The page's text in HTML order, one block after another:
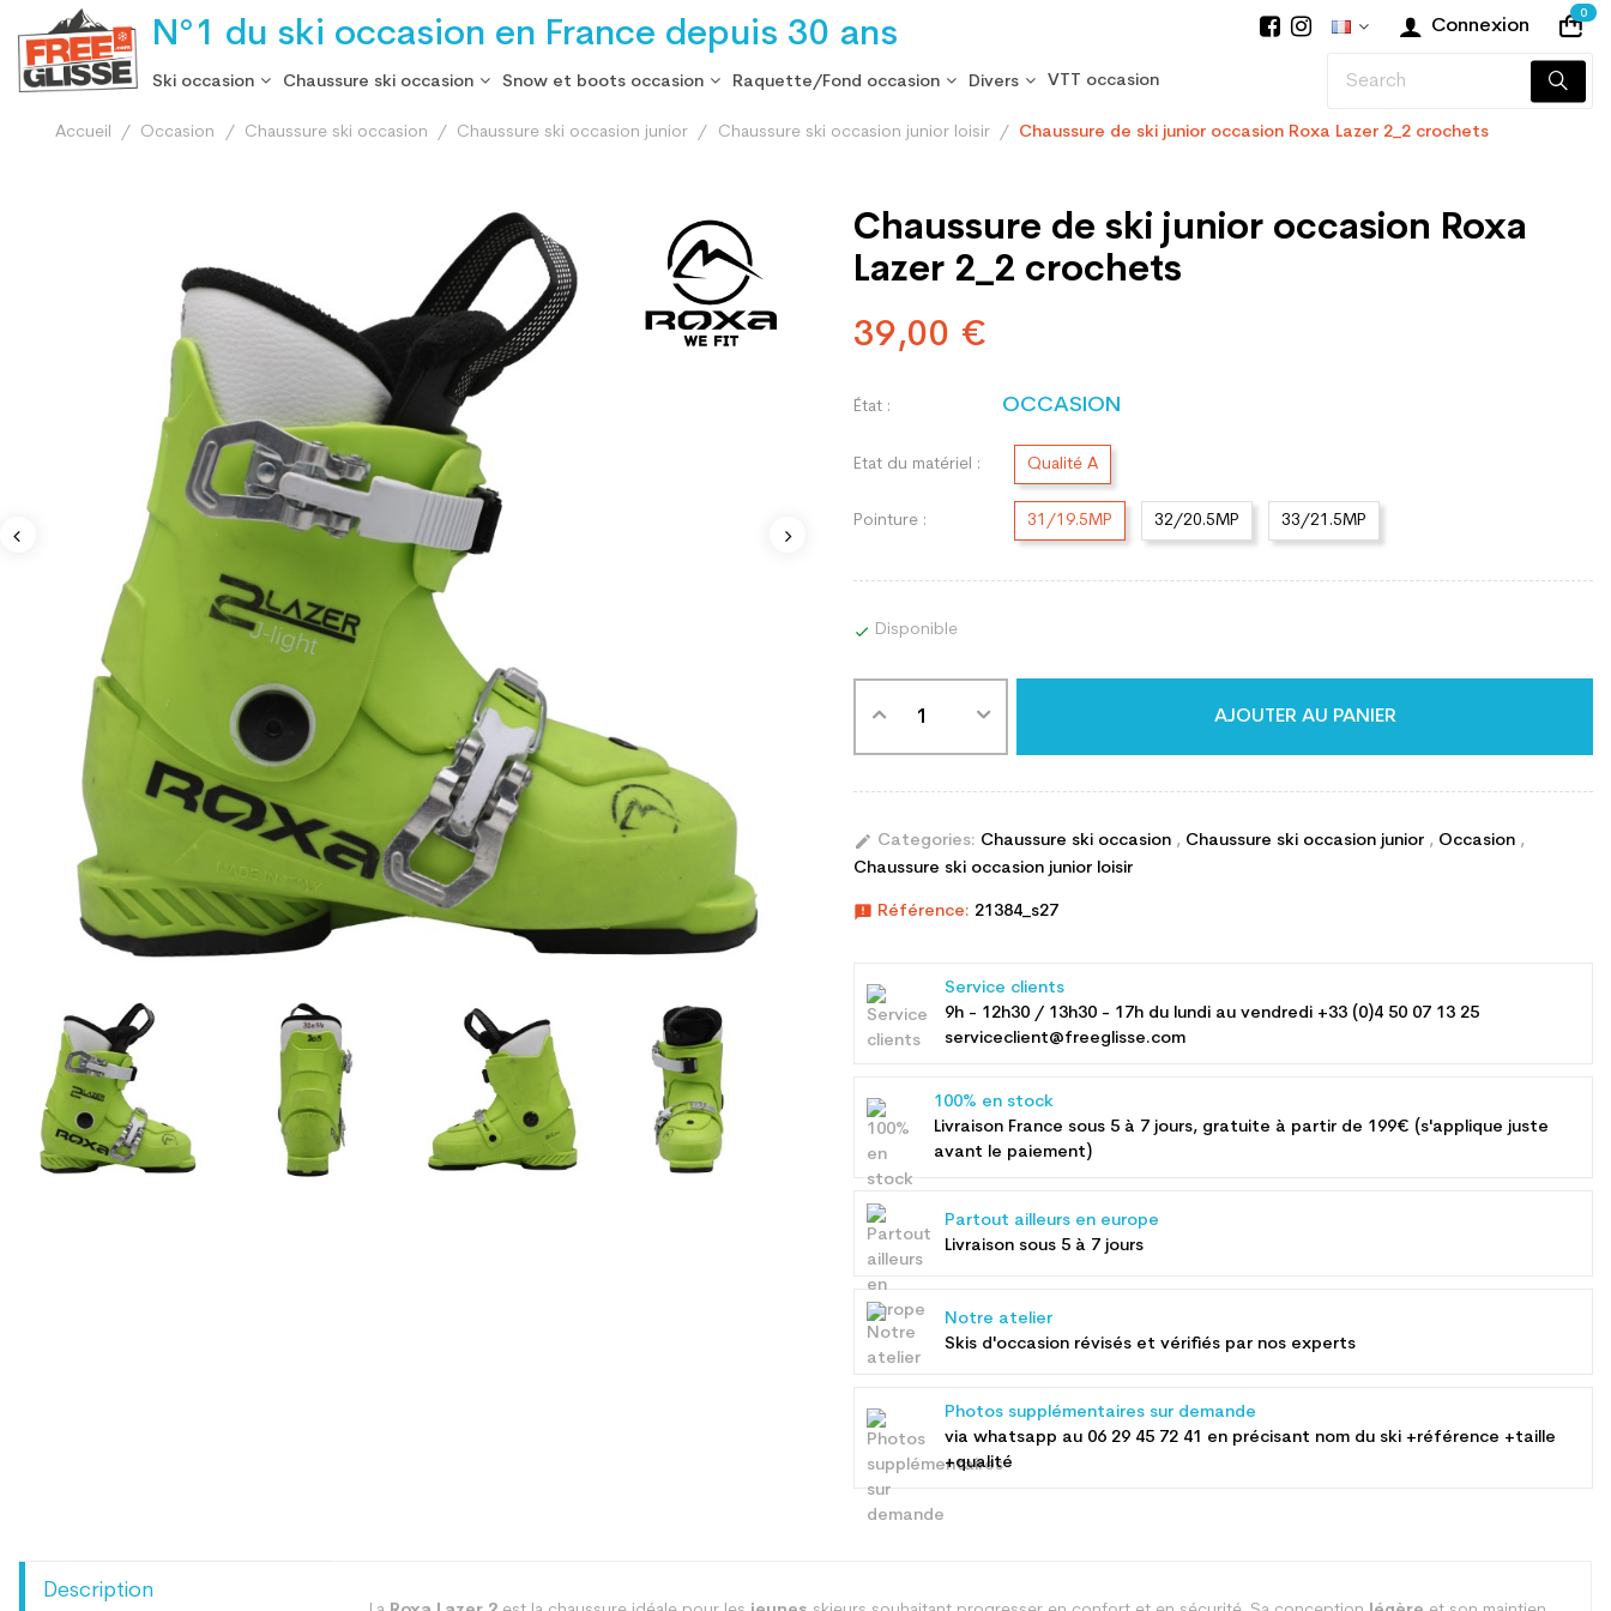
N°1 du ski occasion en France depuis 30 ans Connexion
0
Ski occasion Chaussure ski occasion Snow et boots occasion Raquette/Fond occasion Divers VTT occasion
Accueil Occasion Chaussure ski occasion Chaussure ski occasion junior Chaussure ski occasion junior loisir Chaussure de ski junior occasion Roxa Lazer 2_2 crochets
Chaussure de ski junior occasion Roxa
Lazer 2_2 crochets
39,00 €
État : OCCASION
Etat du matériel : Qualité A
Pointure : 31/19.5MP 32/20.5MP 33/21.5MP
 Disponible
AJOUTER AU PANIER
edit Categories: Chaussure ski occasion , Chaussure ski occasion junior , Occasion ,
Chaussure ski occasion junior loisir
announcement Référence: 21384_s27
Service clients
9h - 12h30 / 13h30 - 17h du lundi au vendredi +33 (0)4 50 07 13 25
serviceclient@freeglisse.com
100% en stock
Livraison France sous 5 à 7 jours, gratuite à partir de 199€ (s'applique juste
avant le paiement)
Partout ailleurs en europe
Livraison sous 5 à 7 jours
Notre atelier
Skis d'occasion révisés et vérifiés par nos experts
Photos supplémentaires sur demande
via whatsapp au 06 29 45 72 41 en précisant nom du ski +référence +taille
+qualité
Description